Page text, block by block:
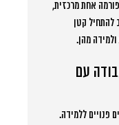
אחת מרכזית,
להתחיל קטן
מהן.
עם
פנויים ללמידה.